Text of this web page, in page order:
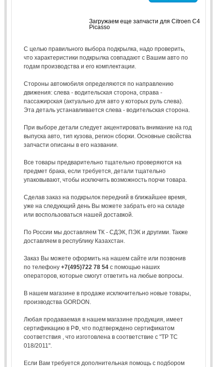
Загружаем еще запчасти для Citroen C4
Picasso
С целью правильного выбора подкрылка, надо проверить,
что характеристики подкрылка совпадают с Вашим авто по
годам производства и его комплектации.
Стороны автомобиля определяются по направлению
движения: слева - водительская сторона, справа -
пассажирская (актуально для авто у которых руль слева).
Эта деталь устанавливается слева - водительская сторона.
При выборе детали следует акцентировать внимание на год
выпуска авто, тип кузова, регион сборки. Основные свойства
запчасти описаны в его названии.
Все товары предварительно тщательно проверяются на
предмет брака, если требуется, детали тщательно
упаковывают, чтобы исключить возможность порчи товара.
Сделав заказ на подкрылок передний в ближайшее время,
уже на следующий день Вы можете забрать его на складе
или воспользоваться нашей доставкой.
По России мы доставляем ТК - СДЭК, ПЭК и другими. Также
доставляем в республику Казахстан.
Заказ Вы можете оформить на нашем сайте или позвонив
по телефону +7(495)722 78 54с помощью наших
операторов, которые смогут ответить на любые вопросы.
В нашем магазине в продаже исключительно новые товары,
производства GORDON.
Любая продаваемая в нашем магазине продукция, имеет
сертификацию в РФ, что подтверждено сертификатом
соответствия , что изготовлена в соответствие с "ТР ТС
018/2011".
Если Вам требуется дополнительная помощь с подбором